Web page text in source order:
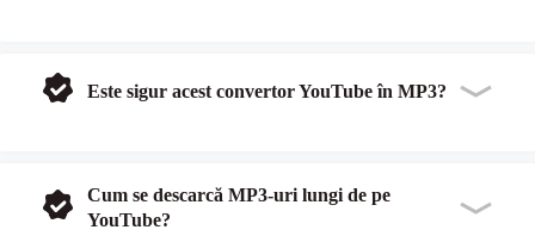
Este sigur acest convertor YouTube în MP3?
Cum se descarcă MP3-uri lungi de pe
YouTube?